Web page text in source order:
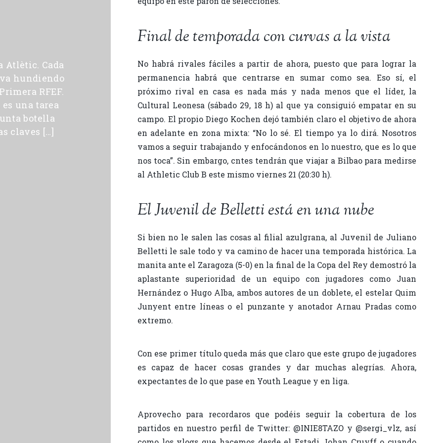
Atlètic. Cada
hundiendo
RFEF.
una tarea
botella
claves […]
Final de temporada con curvas a la vista
No habrá rivales fáciles a partir de ahora, puesto que para lograr la
permanencia habrá que centrarse en sumar como sea. Eso sí, el
próximo rival en casa es nada más y nada menos que el líder, la
Cultural Leonesa (sábado 29, 18 h) al que ya consiguió empatar en su
campo. El propio Diego Kochen dejó también claro el objetivo de ahora
en adelante en zona mixta: “No lo sé. El tiempo ya lo dirá. Nosotros
vamos a seguir trabajando y enfocándonos en lo nuestro, que es lo que
nos toca”. Sin embargo, cntes tendrán que viajar a Bilbao para medirse
al Athletic Club B este mismo viernes 21 (20:30 h).
El Juvenil de Belletti está en una nube
Si bien no le salen las cosas al filial azulgrana, al Juvenil de Juliano
Belletti le sale todo y va camino de hacer una temporada histórica. La
manita ante el Zaragoza (5-0) en la final de la Copa del Rey demostró la
aplastante superioridad de un equipo con jugadores como Juan
Hernández o Hugo Alba, ambos autores de un doblete, el estelar Quim
Junyent entre líneas o el punzante y anotador Arnau Pradas como
extremo.
Con ese primer título queda más que claro que este grupo de jugadores
es capaz de hacer cosas grandes y dar muchas alegrías. Ahora,
expectantes de lo que pase en Youth League y en liga.
Aprovecho para recordaros que podéis seguir la cobertura de los
partidos en nuestro perfil de Twitter: @INIE8TAZO y @sergi_vlz, así